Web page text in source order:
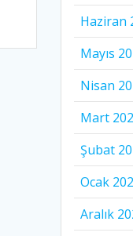
Haziran
Mayıs
Nisan
Mart
Şubat
Ocak
Aralık